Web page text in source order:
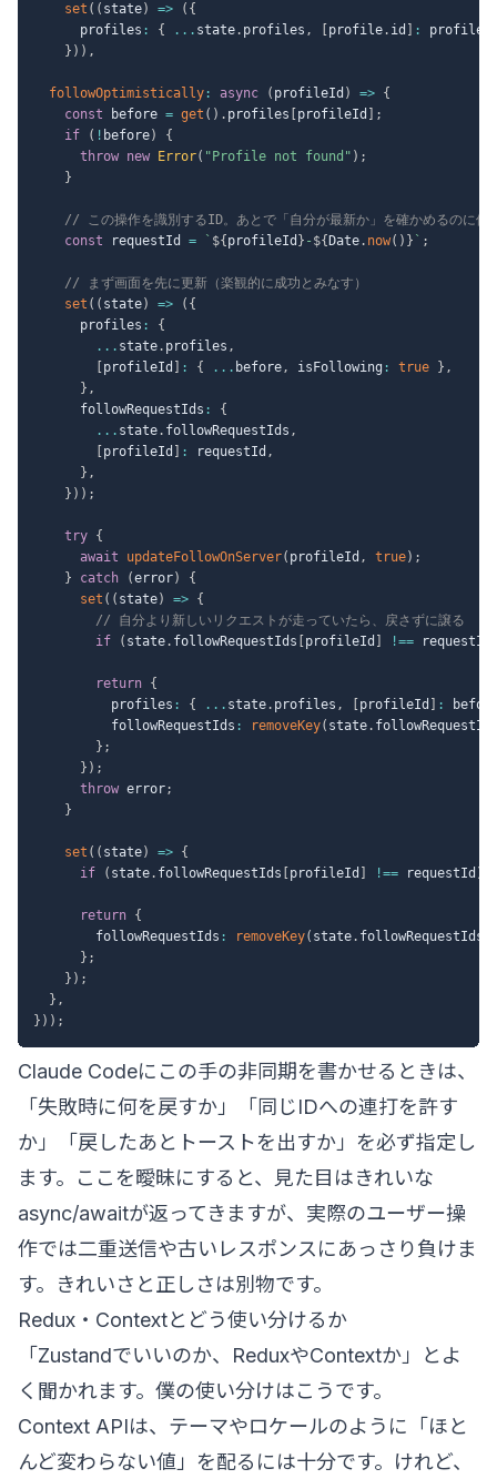
set ( ( state) => ( {
      profiles
: { ... state. profiles , profile. id : profile
} ) ) ,
followOptimistically : async ( profileId ) => {
const before = get ( ) . profiles profileId
;
if
( ! before)
{
throw new Error( "Profile not found" ) ;
}
// この操作を識別するID。あとで「自分が最新か」を確かめるのに使
const requestId = ` ${ profileId } - ${ Date. now( ) } ` ;
// まず画面を先に更新（楽観的に成功とみなす）
set ( ( state) => ( {
      profiles
:
{
... state. profiles ,
profileId : { ... before, isFollowing : true } ,
} ,
      followRequestIds
:
{
... state. followRequestIds ,
profileId : requestId ,
} ,
} ) ) ;
try {
await
updateFollowOnServer( profileId , true) ;
}
catch (error)
{
set ( ( state) => {
// 自分より新しいリクエストが走っていたら、戻さずに譲る
if
( state. followRequestIds profileId !== requestId
return {
          profiles
: { ... state. profiles , profileId :
          followRequestIds
: removeKey( state.
} ;
} ) ;
throw error;
}
set ( ( state) => {
if
( state. followRequestIds profileId !== requestId )
return {
        followRequestIds
: removeKey( state. followRequestIds
} ;
} ) ;
} ,
} ) ) ;
Claude Codeにこの手の非同期を書かせるときは、
「失敗時に何を戻すか」「同じIDへの連打を許す
か」「戻したあとトーストを出すか」を必ず指定し
ます。ここを曖昧にすると、見た目はきれいな
async/awaitが返ってきますが、実際のユーザー操
作では二重送信や古いレスポンスにあっさり負けま
す。きれいさと正しさは別物です。
Redux・Contextとどう使い分けるか
「Zustandでいいのか、ReduxやContextか」とよ
く聞かれます。僕の使い分けはこうです。
Context APIは、テーマやロケールのように「ほと
んど変わらない値」を配るには十分です。けれど、